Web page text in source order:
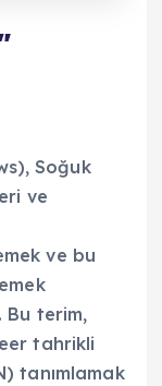
Soğuk
ve
ve bu
Bu terim,
tahrikli
tanımlamak